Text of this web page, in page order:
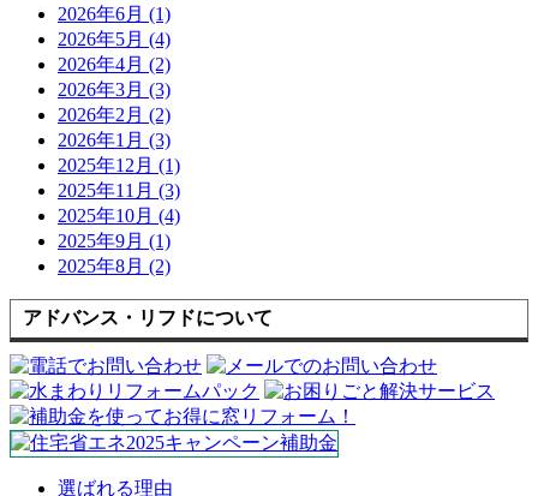
2026年6月 (1)
2026年5月 (4)
2026年4月 (2)
2026年3月 (3)
2026年2月 (2)
2026年1月 (3)
2025年12月 (1)
2025年11月 (3)
2025年10月 (4)
2025年9月 (1)
2025年8月 (2)
アドバンス・リフドについて
選ばれる理由